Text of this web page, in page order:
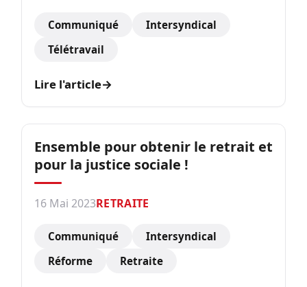
Communiqué
Intersyndical
Télétravail
Lire l'article→
Ensemble pour obtenir le retrait et
pour la justice sociale !
16 Mai 2023RETRAITE
Communiqué
Intersyndical
Réforme
Retraite